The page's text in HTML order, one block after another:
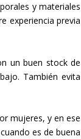
y materiales
experiencia previa
un buen stock de
También evita
mujeres, y en ese
es de buena